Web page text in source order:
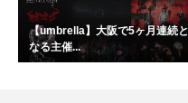
【umbrella】大阪で5ヶ月連続と
なる主催...